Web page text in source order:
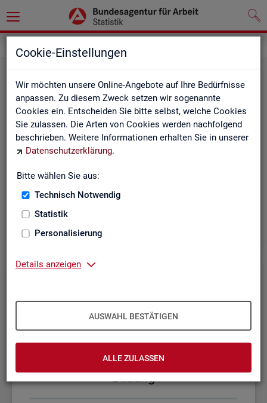
Cookie-Einstellungen
Wir möchten unsere Online-Angebote auf Ihre Bedürfnisse
anpassen. Zu diesem Zweck setzen wir sogenannte
Cookies ein. Entscheiden Sie bitte selbst, welche Cookies
Sie zulassen. Die Arten von Cookies werden nachfolgend
beschrieben. Weitere Informationen erhalten Sie in unserer
Datenschutzerklärung.
Bitte wählen Sie aus:
Technisch Notwendig
Statistik
Personalisierung
Details anzeigen
AUSWAHL BESTÄTIGEN
ALLE ZULASSEN
Bil­dung